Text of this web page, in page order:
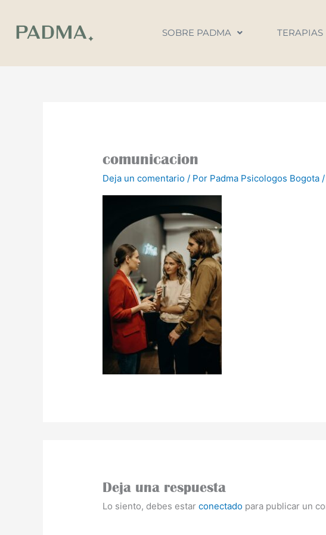
contenido
SOBRE PADMA TERAPIAS
comunicacion
Deja un comentario / Por Padma Psicologos Bogota
Deja una respuesta
Lo siento, debes estarconectado para publicar un